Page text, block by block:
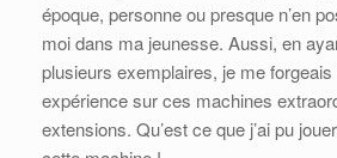
époque, personne ou presque n’en
moi dans ma jeunesse. Aussi, en
plusieurs exemplaires, je me
expérience sur ces machines
extensions. Qu’est ce que j’ai pu